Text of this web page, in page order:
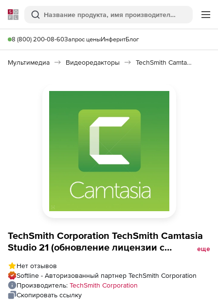
Softline
Поиск
8 (800) 200-08-60Запрос ценыИнферитБлог
Мультимедиа Видеоредакторы TechSmith Camtasia Studio
TechSmith Corporation TechSmith Camtasia
Studio 21 (обновление лицензии с
некоммерческих учреждений), Количество
пользователей
еще
Нет отзывов
Softline - Авторизованный партнер TechSmith Corporation
Производитель: TechSmith Corporation
Скопировать ссылку